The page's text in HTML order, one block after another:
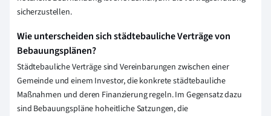
sicherzustellen.
Wie unterscheiden sich städtebauliche Verträge von
Bebauungsplänen?
Städtebauliche Verträge sind Vereinbarungen zwischen einer
Gemeinde und einem Investor, die konkrete städtebauliche
Maßnahmen und deren Finanzierung regeln. Im Gegensatz dazu
sind Bebauungspläne hoheitliche Satzungen, die